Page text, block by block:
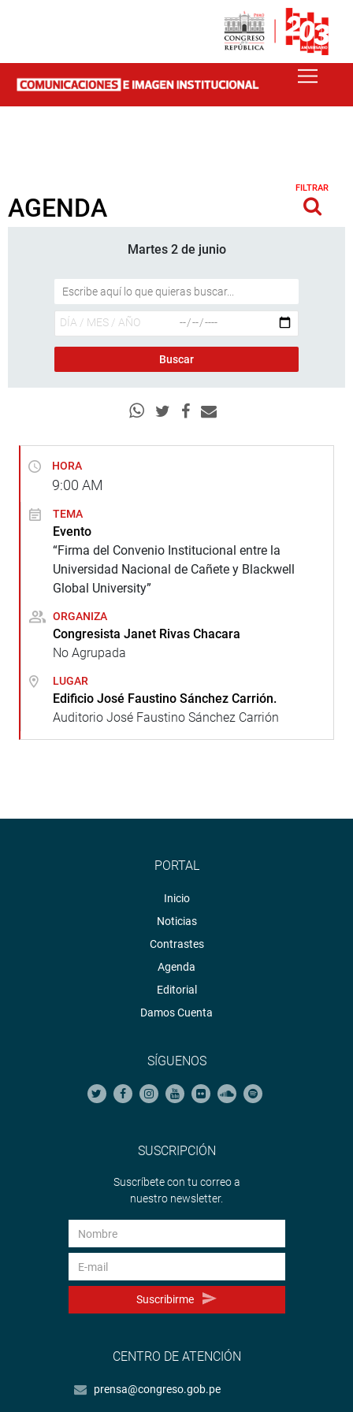
AGENDA
FILTRAR
Martes 2 de junio
HORA
9:00 AM
TEMA
Evento
“Firma del Convenio Institucional entre la
Universidad Nacional de Cañete y Blackwell
Global University”
ORGANIZA
Congresista Janet Rivas Chacara
No Agrupada
LUGAR
Edificio José Faustino Sánchez Carrión.
Auditorio José Faustino Sánchez Carrión
PORTAL
Inicio
Noticias
Contrastes
Agenda
Editorial
Damos Cuenta
SÍGUENOS
SUSCRIPCIÓN
Suscríbete con tu correo a
nuestro newsletter.
Suscribirme
CENTRO DE ATENCIÓN
prensa@congreso.gob.pe